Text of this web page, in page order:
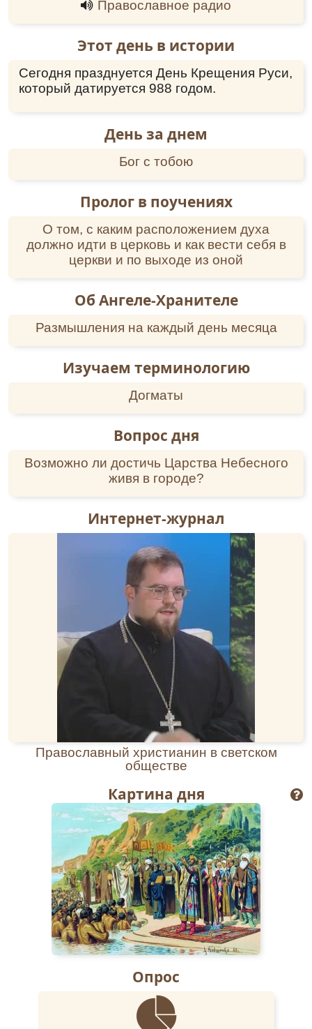
Православное радио
Этот день в истории
Сегодня празднуется День Крещения Руси,
который датируется 988 годом.
День за днем
Бог с тобою
Пролог в поучениях
О том, с каким расположением духа
должно идти в церковь и как вести себя в
церкви и по выходе из оной
Об Ангеле-Хранителе
Размышления на каждый день месяца
Изучаем терминологию
Догматы
Вопрос дня
Возможно ли достичь Царства Небесного
живя в городе?
Интернет-журнал
Православный христианин в светском
обществе
Картина дня
Опрос